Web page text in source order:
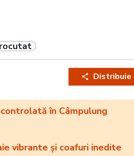
Distribuie
în Câmpulung
vibrante și coafuri inedite